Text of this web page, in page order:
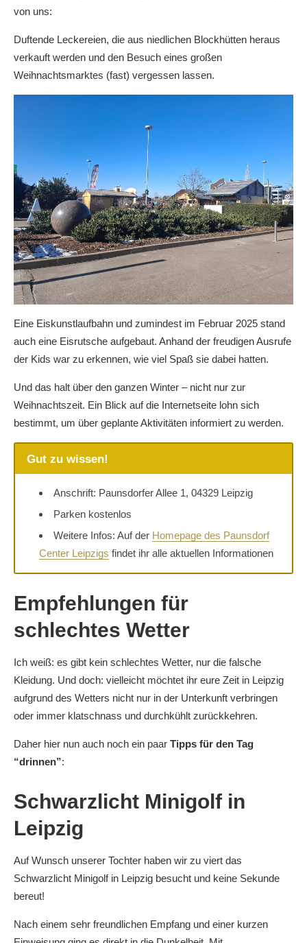
von uns:
Duftende Leckereien, die aus niedlichen Blockhütten heraus
verkauft werden und den Besuch eines großen
Weihnachtsmarktes (fast) vergessen lassen.
Eine Eiskunstlaufbahn und zumindest im Februar 2025 stand
auch eine Eisrutsche aufgebaut. Anhand der freudigen Ausrufe
der Kids war zu erkennen, wie viel Spaß sie dabei hatten.
Und das halt über den ganzen Winter – nicht nur zur
Weihnachtszeit. Ein Blick auf die Internetseite lohn sich
bestimmt, um über geplante Aktivitäten informiert zu werden.
Gut zu wissen!
Anschrift: Paunsdorfer Allee 1, 04329 Leipzig
Parken kostenlos
Weitere Infos: Auf der Homepage des Paunsdorf
Center Leipzigs findet ihr alle aktuellen Informationen
Empfehlungen für
schlechtes Wetter
Ich weiß: es gibt kein schlechtes Wetter, nur die falsche
Kleidung. Und doch: vielleicht möchtet ihr eure Zeit in Leipzig
aufgrund des Wetters nicht nur in der Unterkunft verbringen
oder immer klatschnass und durchkühlt zurückkehren.
Daher hier nun auch noch ein paar Tipps für den Tag
“drinnen”:
Schwarzlicht Minigolf in
Leipzig
Auf Wunsch unserer Tochter haben wir zu viert das
Schwarzlicht Minigolf in Leipzig besucht und keine Sekunde
bereut!
Nach einem sehr freundlichen Empfang und einer kurzen